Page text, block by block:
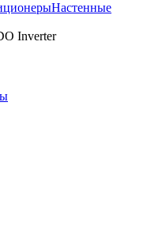
Настенные
Inverter